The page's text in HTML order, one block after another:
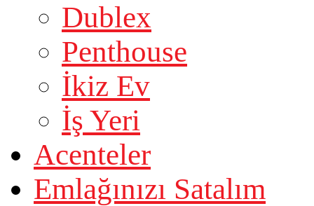
Dublex
Penthouse
İkiz Ev
İş Yeri
Acenteler
Emlağınızı Satalım